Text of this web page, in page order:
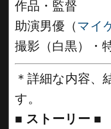
作品・監督
助演男優（マイ
撮影（白黒）・
＊詳細な内容、
す。
■ ストーリー ■